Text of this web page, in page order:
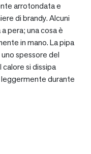
arrotondata e
di brandy. Alcuni
pera; una cosa è
in mano. La pipa
spessore del
si dissipa
leggermente durante